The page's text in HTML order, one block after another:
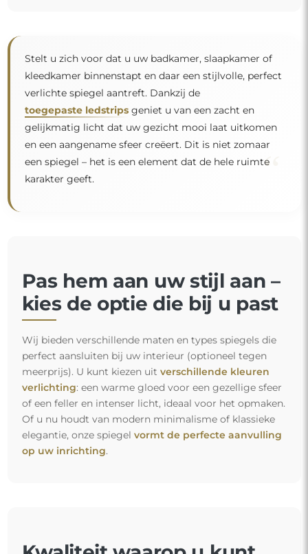
Stelt u zich voor dat u uw badkamer, slaapkamer of
kleedkamer binnenstapt en daar een stijlvolle, perfect
verlichte spiegel aantreft. Dankzij de
toegepaste ledstripsgeniet u van een zacht en
gelijkmatig licht dat uw gezicht mooi laat uitkomen
en een aangename sfeer creëert. Dit is niet zomaar
een spiegel – het is een element dat de hele ruimte
karakter geeft.
“
Pas hem aan uw stijl aan –
kies de optie die bij u past
Wij bieden verschillende maten en types spiegels die
perfect aansluiten bij uw interieur (optioneel tegen
meerprijs). U kunt kiezen uit verschillende kleuren
verlichting: een warme gloed voor een gezellige sfeer
of een feller en intenser licht, ideaal voor het opmaken.
Of u nu houdt van modern minimalisme of klassieke
elegantie, onze spiegel vormt de perfecte aanvulling
op uw inrichting.